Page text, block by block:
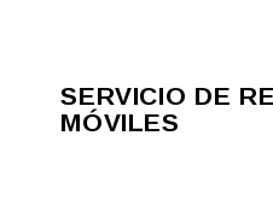
SERVICIO DE
MÓVILES